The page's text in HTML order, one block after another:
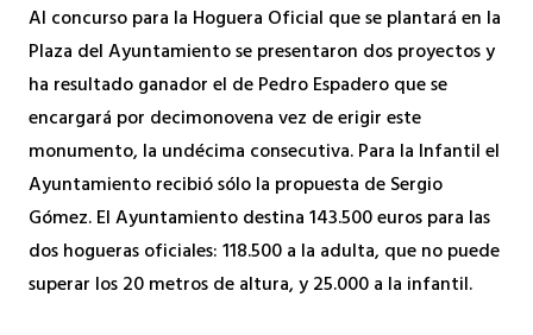
Al concurso para la Hoguera Oficial que se plantará en la
Plaza del Ayuntamiento se presentaron dos proyectos y
ha resultado ganador el de Pedro Espadero que se
encargará por decimonovena vez de erigir este
monumento, la undécima consecutiva. Para la Infantil el
Ayuntamiento recibió sólo la propuesta de Sergio
Gómez. El Ayuntamiento destina 143.500 euros para las
dos hogueras oficiales: 118.500 a la adulta, que no puede
superar los 20 metros de altura, y 25.000 a la infantil.